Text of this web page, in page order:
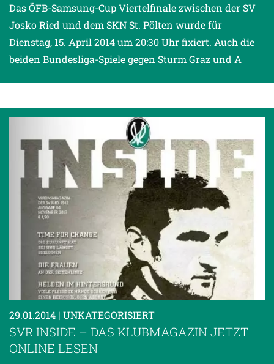
Das ÖFB-Samsung-Cup Viertelfinale zwischen der SV
Josko Ried und dem SKN St. Pölten wurde für
Dienstag, 15. April 2014 um 20:30 Uhr fixiert. Auch die
beiden Bundesliga-Spiele gegen Sturm Graz und A
29.01.2014 | UNKATEGORISIERT
SVR INSIDE – DAS KLUBMAGAZIN JETZT
ONLINE LESEN